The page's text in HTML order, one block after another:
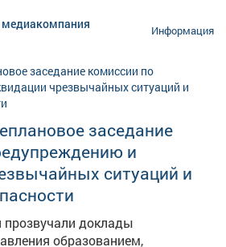
строительство дома, однако
невозможно – на нём
и водоотведение, без
жилья попросту невозможна.
в надзорное ведомство. После
потребовала устранить
коммуникации. Теперь
дом и жить в нормальных
Информация
заседание
и
ситуаций и
доклады
образованием,